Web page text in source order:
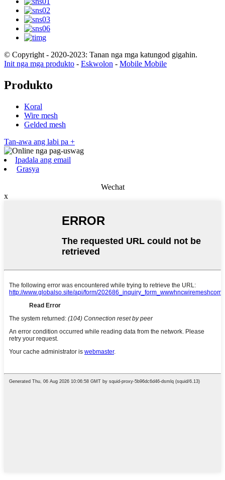
© Copyright - 2020-2023: Tanan nga mga katungod gigahin.
Init nga mga produkto - Eskwolon - Mobile Mobile
Produkto
Koral
Wire mesh
Gelded mesh
Tan-awa ang labi pa +
Ipadala ang email
Grasya
Wechat
x